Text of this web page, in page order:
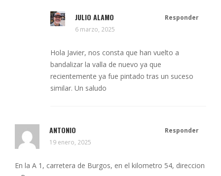
JULIO ALAMO
6 marzo, 2025
Responder
Hola Javier, nos consta que han vuelto a
bandalizar la valla de nuevo ya que
recientemente ya fue pintado tras un suceso
similar. Un saludo
ANTONIO
19 enero, 2025
Responder
En la A 1, carretera de Burgos, en el kilometro 54, direccion